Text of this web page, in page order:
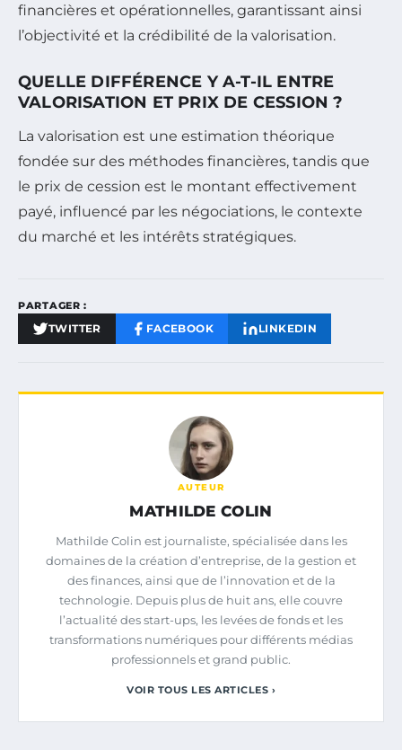
financières et opérationnelles, garantissant ainsi
l’objectivité et la crédibilité de la valorisation.
QUELLE DIFFÉRENCE Y A-T-IL ENTRE
VALORISATION ET PRIX DE CESSION ?
La valorisation est une estimation théorique
fondée sur des méthodes financières, tandis que
le prix de cession est le montant effectivement
payé, influencé par les négociations, le contexte
du marché et les intérêts stratégiques.
PARTAGER :
TWITTER FACEBOOK LINKEDIN
AUTEUR
MATHILDE COLIN
Mathilde Colin est journaliste, spécialisée dans les
domaines de la création d’entreprise, de la gestion et
des finances, ainsi que de l’innovation et de la
technologie. Depuis plus de huit ans, elle couvre
l’actualité des start-ups, les levées de fonds et les
transformations numériques pour différents médias
professionnels et grand public.
VOIR TOUS LES ARTICLES ›